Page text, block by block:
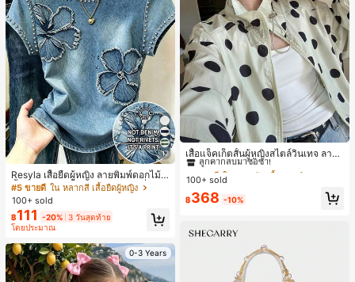
17
Resyla เสื้อยืดผู้หญิง ลายพิมพ์ดอกไม้สี
น้ำเงินวินเทจ เสื้อสำหรับออกไปเที่ยวฤ
ดูร้อน ดีไซน์กราฟิก สบายๆ อเนกประสง
ค์ สวมใส่ประจำวัน กลางแจ้ง ช้อปปิ้ง ท่
องเที่ยวกลางแจ้ง
#5 ขายดี ใน หลากสี เสื้อยืดผู้หญิง
100+ sold
฿111 -20% 3 วันสุดท้าย
โดยประมาณ
0-3 Years
เสื้อแจ็คเก็ตสั้นผู้หญิงสไตล์วินเทจ ลายจุ
ดขนาดใหญ่ คอตั้ง เอวเข้ารูป แขนพอง
ทรงหลวม แฟชั่นอเนกประสงค์ สำหรับใ
ส่ประจำวันและไปเที่ยวพักผ่อน
#1 ขายดี
ใน กระเป๋า เสื้อคลุมลำลอง
ลูกค้ากลับมาซื้อซ้ำ!
#1 ขายดี ใน กระเป๋า เสื้อคลุมลำลอง
ลูกค้ากลับมาซื้อซ้ำ!
#1 ขายดี ใน กระเป๋า เสื้อคลุมลำลอง
ลูกค้ากลับมาซื้อซ้ำ!
#1 ขายดี
ใน กระเป๋า เสื้อคลุมลำลอง
100+ sold
฿368 -10%